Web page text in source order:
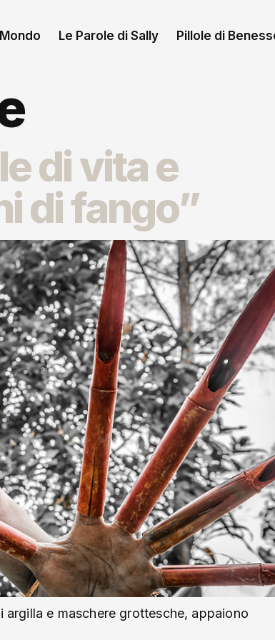
Le Parole di Sally Pillole di
di vita e
di fango”
e maschere grottesche, appaiono